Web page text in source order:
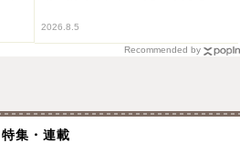
2026.8.5
Recommended by
特集・連載